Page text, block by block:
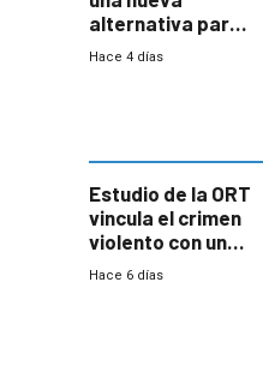
alternativa para
niños y
Hace 4 días
Estudio de la ORT
vincula el crimen
violento con una
menor creación
Hace 6 días